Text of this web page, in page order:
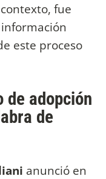
fue
este proceso
de adopción
de
anunció en